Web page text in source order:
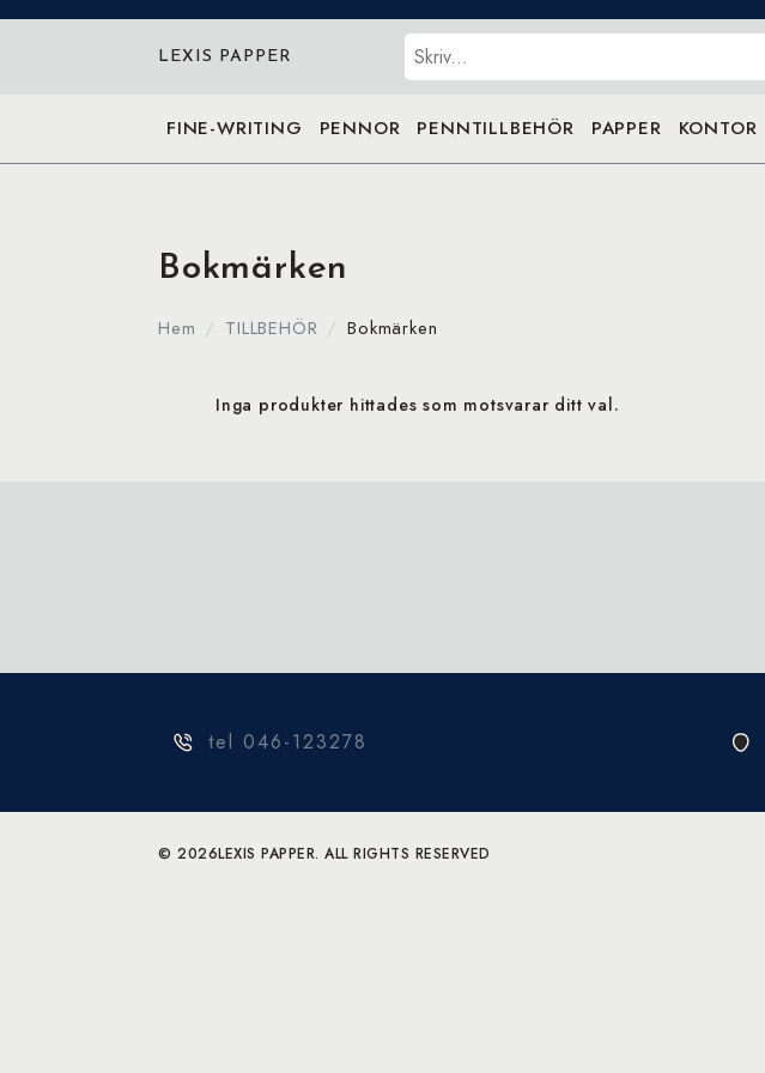
LEXIS PAPPER Sök
FINE-WRITING PENNOR PENNTILLBEHÖR PAPPER KONTOR
Bokmärken
Hem TILLBEHÖR Bokmärken
Inga produkter hittades som motsvarar ditt val.
tel 046-123278
© 2026LEXIS PAPPER. ALL RIGHTS RESERVED